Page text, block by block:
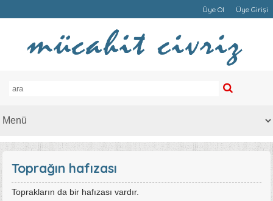
Üye Ol Üye Girişi
Toprağın hafızası
Toprakların da bir hafızası vardır.